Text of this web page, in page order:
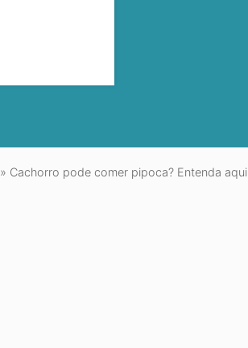
» Cachorro pode comer pipoca? Entenda aqui